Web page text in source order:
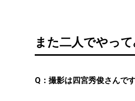
また二人でやっ
Q：撮影は四宮秀俊さんで